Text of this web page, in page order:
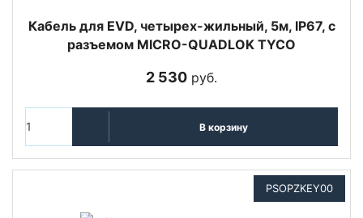
Кабель для EVD, четырех-жильный, 5м, IP67, с
разъемом MICRO-QUADLOK TYCO
2 530 руб.
В корзину
PSOPZKEY00